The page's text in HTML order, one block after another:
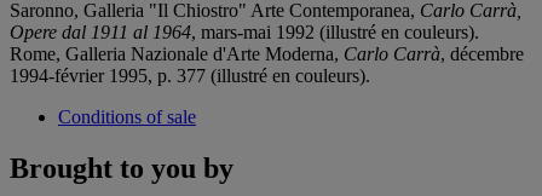
Saronno, Galleria "Il Chiostro" Arte Contemporanea, Carlo Carrà,
Opere dal 1911 al 1964, mars-mai 1992 (illustré en couleurs).
Rome, Galleria Nazionale d'Arte Moderna, Carlo Carrà, décembre
1994-février 1995, p. 377 (illustré en couleurs).
Conditions of sale
Brought to you by